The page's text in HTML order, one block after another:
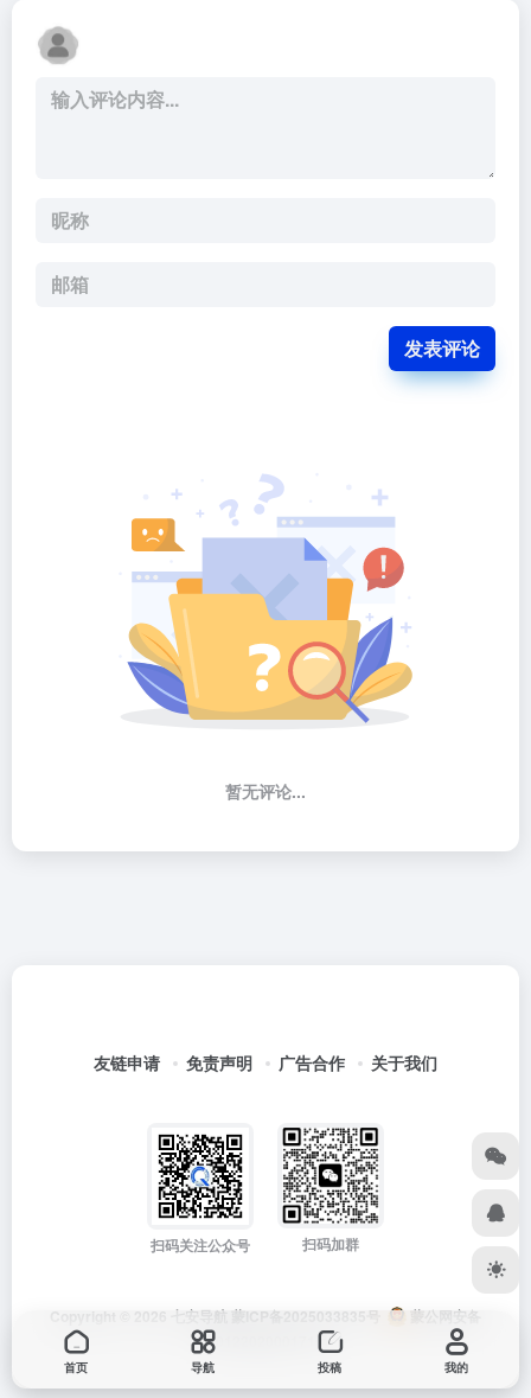
发表评论
暂无评论...
友链申请 免责声明 广告合作 关于我们
扫码关注公众号 扫码加群
Copyright © 2026 七安导航 蒙ICP备2025033835号
蒙公网安备
15012202000171号
首页 导航 投稿 我的